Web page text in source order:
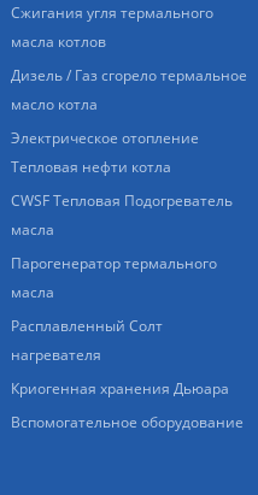
Сжигания угля термального
масла котлов
Дизель / Газ сгорело термальное
масло котла
Электрическое отопление
Тепловая нефти котла
CWSF Тепловая Подогреватель
масла
Парогенератор термального
масла
Расплавленный Солт
нагревателя
Криогенная хранения Дьюара
Вспомогательное оборудование